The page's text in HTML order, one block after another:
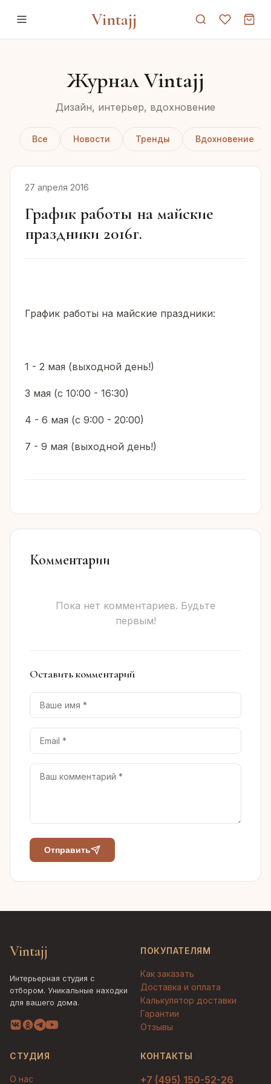
Vintajj
Журнал Vintajj
Дизайн, интерьер, вдохновение
Все Новости Тренды Вдохновение
27 апреля 2016
График работы на майские
праздники 2016г.
График работы на майские праздники:
1 - 2 мая (выходной день!)
3 мая (с 10:00 - 16:30)
4 - 6 мая (с 9:00 - 20:00)
7 - 9 мая (выходной день!)
Комментарии
Пока нет комментариев. Будьте
первым!
Оставить комментарий
Отправить
Vintajj
Интерьерная студия с
отбором. Уникальные находки
для вашего дома.
ПОКУПАТЕЛЯМ
Как заказать
Доставка и оплата
Калькулятор доставки
Гарантии
Отзывы
СТУДИЯ
О нас
КОНТАКТЫ
+7 (495) 150-52-26